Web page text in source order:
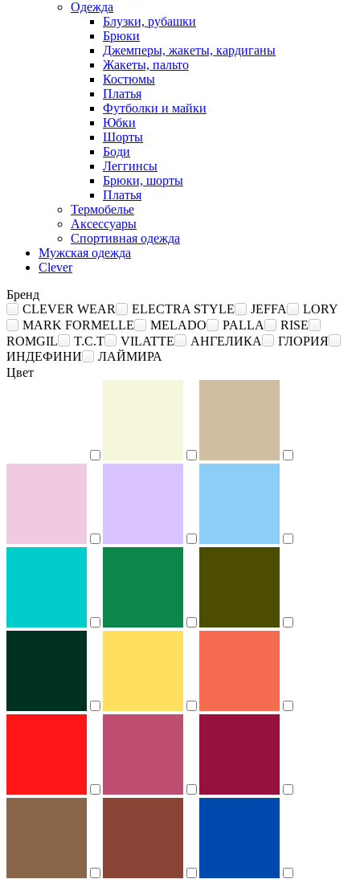
Одежда
Блузки, рубашки
Брюки
Джемперы, жакеты, кардиганы
Жакеты, пальто
Костюмы
Платья
Футболки и майки
Юбки
Шорты
Боди
Леггинсы
Брюки, шорты
Платья
Термобелье
Аксессуары
Спортивная одежда
Мужская одежда
Clever
Бренд
CLEVER WEAR
ELECTRA STYLE JEFFA
LORY
MARK FORMELLE
MELADO PALLA
RISE
ROMGIL
T.C.T VILATTE АНГЕЛИКА
ГЛОРИЯ
ИНДЕФИНИ
ЛАЙМИРА
Цвет